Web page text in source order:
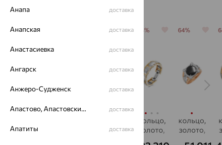
64%
золото,
64%
золото,
64%
Кольцо,
золото,
64%
кольцо,
золото,
Анапа доставка
Анапская доставка
Анастасиевка доставка
Ангарск доставка
Анжеро-Судженск доставка
Апастово, Апастовский район доставка
Апатиты доставка